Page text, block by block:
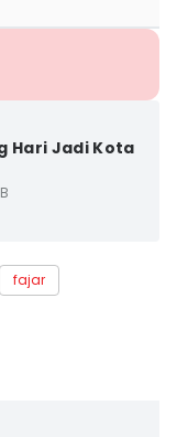
Hari Jadi Kota
fajar